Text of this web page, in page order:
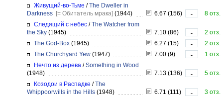
Живущий-во-Тьме /The Dweller in
Darkness [= Обитатель мрака] (1944) 6.67 (156) -
8 отз.
Следящий с небес /The Watcher from
the Sky (1945) 7.10 (86) -
2 отз.
The God-Box (1945) 6.27 (15) -
2 отз.
The Churchyard Yew (1947) 7.00 (9) -
1 отз.
Нечто из дерева /Something in Wood
(1948)
7.13 (136) -
5 отз.
Козодои в Распадке /The
Whippoorwills in the Hills (1948) 6.71 (111) -
3 отз.